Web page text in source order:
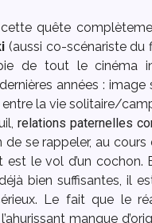
quête
(aussi co-scénariste du
de tout le cinéma
années : image
la vie solitaire/
relations paternelles
de se rappeler, au cours
le vol d’un cochon.
bien suffisantes, il
Le fait que le
manque